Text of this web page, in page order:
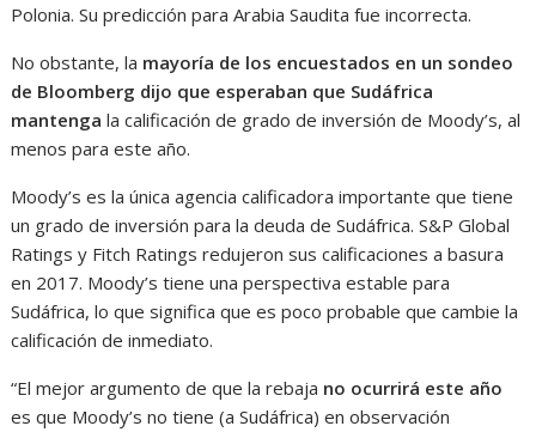
Polonia. Su predicción para Arabia Saudita fue incorrecta.
No obstante, la mayoría de los encuestados en un sondeo
de Bloomberg dijo que esperaban que Sudáfrica
mantenga la calificación de grado de inversión de Moody’s, al
menos para este año.
Moody’s es la única agencia calificadora importante que tiene
un grado de inversión para la deuda de Sudáfrica. S&P Global
Ratings y Fitch Ratings redujeron sus calificaciones a basura
en 2017. Moody’s tiene una perspectiva estable para
Sudáfrica, lo que significa que es poco probable que cambie la
calificación de inmediato.
“El mejor argumento de que la rebaja no ocurrirá este año
es que Moody’s no tiene (a Sudáfrica) en observación